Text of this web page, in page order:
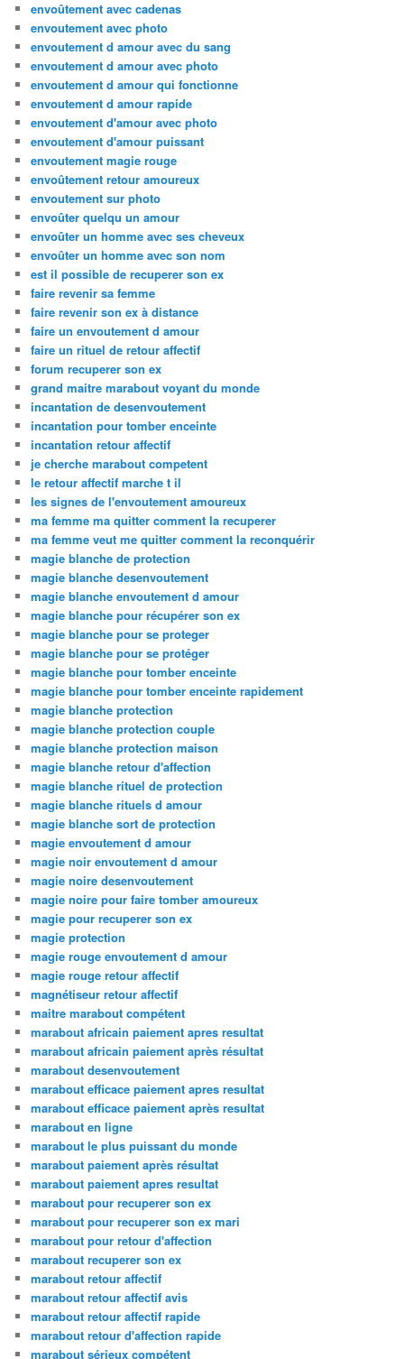
envoûtement avec cadenas
envoutement avec photo
envoutement d amour avec du sang
envoutement d amour avec photo
envoutement d amour qui fonctionne
envoutement d amour rapide
envoutement d'amour avec photo
envoutement d'amour puissant
envoutement magie rouge
envoûtement retour amoureux
envoutement sur photo
envoûter quelqu un amour
envoûter un homme avec ses cheveux
envoûter un homme avec son nom
est il possible de recuperer son ex
faire revenir sa femme
faire revenir son ex à distance
faire un envoutement d amour
faire un rituel de retour affectif
forum recuperer son ex
grand maitre marabout voyant du monde
incantation de desenvoutement
incantation pour tomber enceinte
incantation retour affectif
je cherche marabout competent
le retour affectif marche t il
les signes de l'envoutement amoureux
ma femme ma quitter comment la recuperer
ma femme veut me quitter comment la reconquérir
magie blanche de protection
magie blanche desenvoutement
magie blanche envoutement d amour
magie blanche pour récupérer son ex
magie blanche pour se proteger
magie blanche pour se protéger
magie blanche pour tomber enceinte
magie blanche pour tomber enceinte rapidement
magie blanche protection
magie blanche protection couple
magie blanche protection maison
magie blanche retour d'affection
magie blanche rituel de protection
magie blanche rituels d amour
magie blanche sort de protection
magie envoutement d amour
magie noir envoutement d amour
magie noire desenvoutement
magie noire pour faire tomber amoureux
magie pour recuperer son ex
magie protection
magie rouge envoutement d amour
magie rouge retour affectif
magnétiseur retour affectif
maitre marabout compétent
marabout africain paiement apres resultat
marabout africain paiement après résultat
marabout desenvoutement
marabout efficace paiement apres resultat
marabout efficace paiement après resultat
marabout en ligne
marabout le plus puissant du monde
marabout paiement après résultat
marabout paiement apres resultat
marabout pour recuperer son ex
marabout pour recuperer son ex mari
marabout pour retour d'affection
marabout recuperer son ex
marabout retour affectif
marabout retour affectif avis
marabout retour affectif rapide
marabout retour d'affection rapide
marabout sérieux compétent